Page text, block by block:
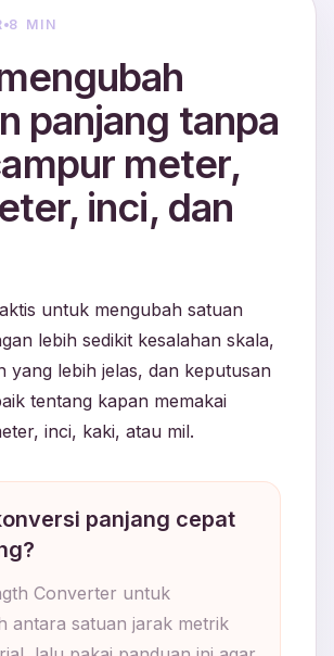
8 MIN
panjang tanpa
meter,
inci, dan
untuk mengubah satuan
lebih sedikit kesalahan skala,
yang lebih jelas, dan keputusan
tentang kapan memakai
inci, kaki, atau mil.
panjang cepat
Converter untuk
antara satuan jarak metrik